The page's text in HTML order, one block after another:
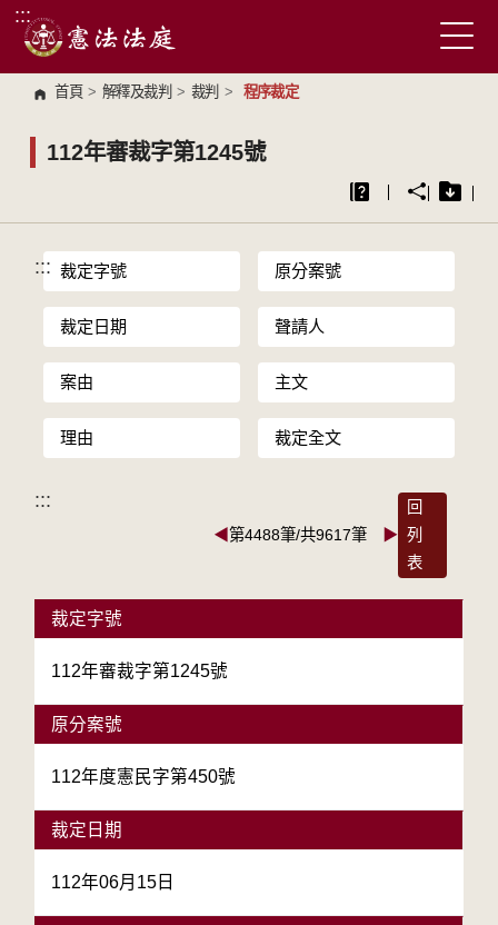
跳到主要內容區塊
:::
首頁 > 解釋及裁判 > 裁判 > 程序裁定
112年審裁字第1245號
::: 裁定字號 原分案號
裁定日期 聲請人
案由 主文
理由 裁定全文
:::
◀第4488筆/共9617筆 ▶
回
列
表
裁定字號
112年審裁字第1245號
原分案號
112年度憲民字第450號
裁定日期
112年06月15日